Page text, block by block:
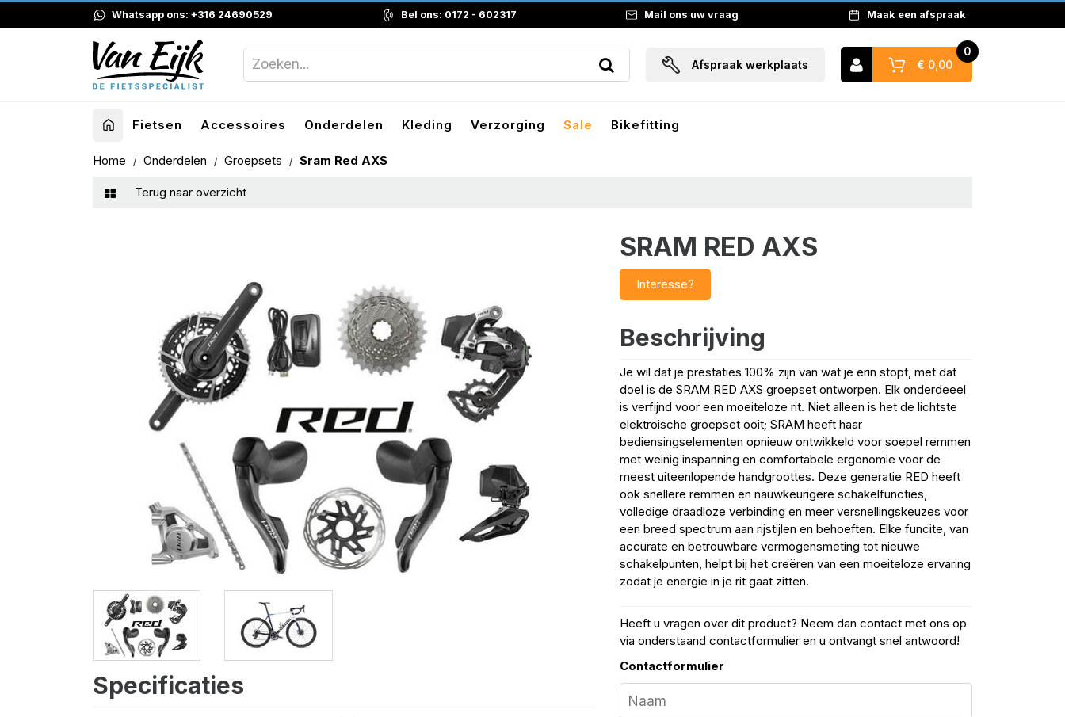
Whatsapp ons: +316 24690529 Bel ons: 0172 - 602317 Mail ons uw vraag Maak een afspraak
Afspraak werkplaats € 0,00
0
Fietsen Accessoires Onderdelen Kleding Verzorging Sale Bikefitting
Home Onderdelen Groepsets Sram Red AXS
Terug naar overzicht
SRAM RED AXS
Specificaties
Interesse?
Beschrijving
Je wil dat je prestaties 100% zijn van wat je erin stopt, met dat
doel is de SRAM RED AXS groepset ontworpen. Elk onderdeeel
is verfijnd voor een moeiteloze rit. Niet alleen is het de lichtste
elektroische groepset ooit; SRAM heeft haar
bediensingselementen opnieuw ontwikkeld voor soepel remmen
met weinig inspanning en comfortabele ergonomie voor de
meest uiteenlopende handgroottes. Deze generatie RED heeft
ook snellere remmen en nauwkeurigere schakelfuncties,
volledige draadloze verbinding en meer versnellingskeuzes voor
een breed spectrum aan rijstijlen en behoeften. Elke funcite, van
accurate en betrouwbare vermogensmeting tot nieuwe
schakelpunten, helpt bij het creëren van een moeiteloze ervaring
zodat je energie in je rit gaat zitten.
Heeft u vragen over dit product? Neem dan contact met ons op
via onderstaand contactformulier en u ontvangt snel antwoord!
Contactformulier